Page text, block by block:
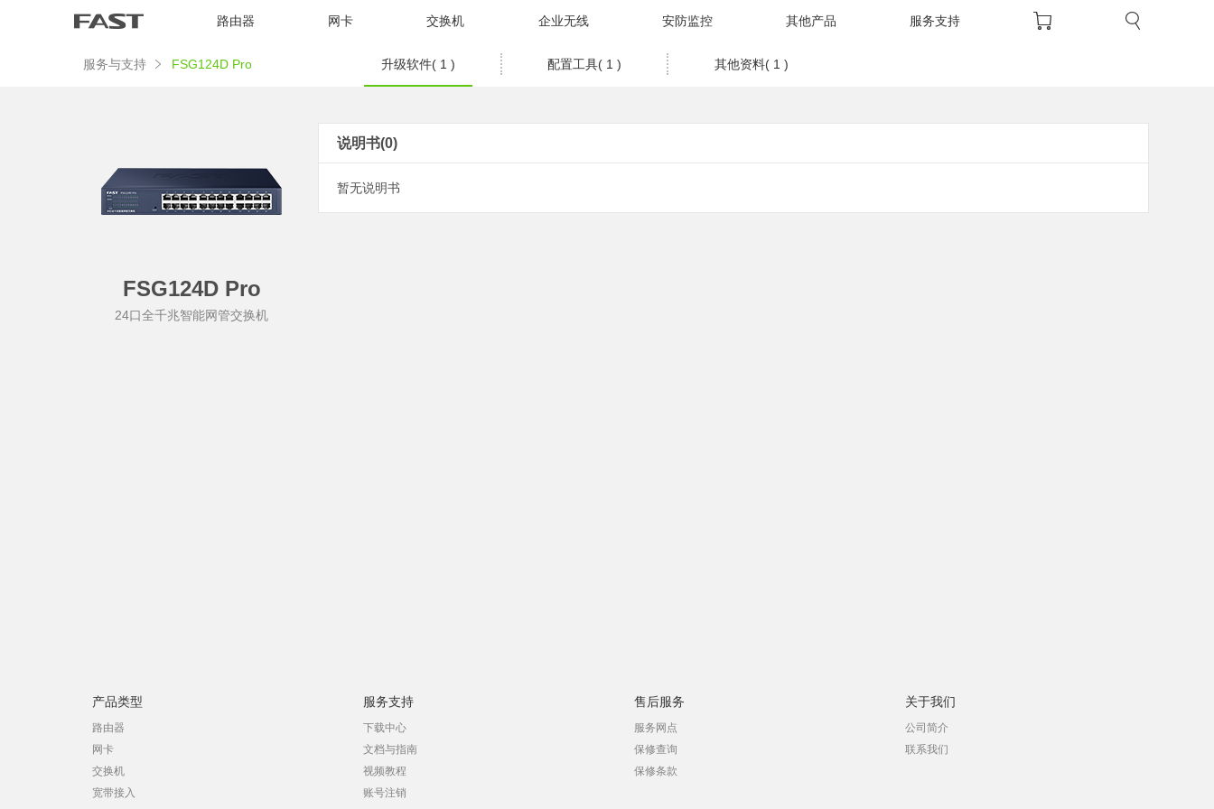
路由器 网卡 交换机 企业无线 安防监控 其他产品 服务支持
服务与支持 FSG124D Pro 升级软件( 1 ) 配置工具( 1 ) 其他资料( 1 )
FSG124D Pro
24口全千兆智能网管交换机
说明书(0)
暂无说明书
产品类型
路由器
网卡
交换机
宽带接入
服务支持
下载中心
文档与指南
视频教程
账号注销
售后服务
服务网点
保修查询
保修条款
关于我们
公司简介
联系我们